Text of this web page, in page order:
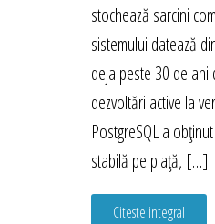
stochează sarcini
sistemului datează
deja peste 30 de
dezvoltări active la
PostgreSQL a
stabilă pe piață, […]
Citeste integral